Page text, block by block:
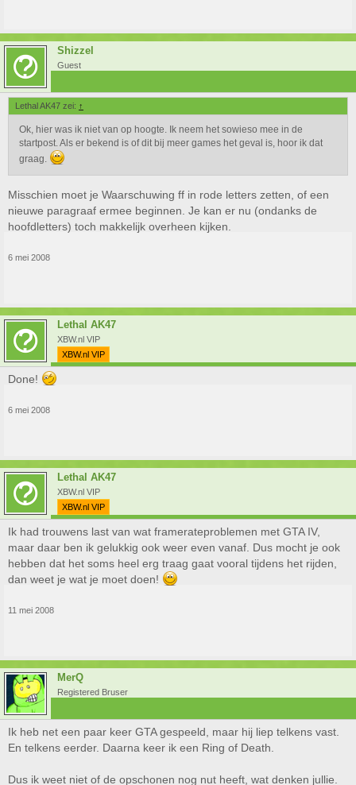
Shizzel
Guest
Lethal AK47 zei: ↑
Ok, hier was ik niet van op hoogte. Ik neem het sowieso mee in de
startpost. Als er bekend is of dit bij meer games het geval is, hoor ik dat
graag.
Misschien moet je Waarschuwing ff in rode letters zetten, of een
nieuwe paragraaf ermee beginnen. Je kan er nu (ondanks de
hoofdletters) toch makkelijk overheen kijken.
6 mei 2008
Lethal AK47
XBW.nl VIP
XBW.nl VIP
Done!
6 mei 2008
Lethal AK47
XBW.nl VIP
XBW.nl VIP
Ik had trouwens last van wat framerateproblemen met GTA IV,
maar daar ben ik gelukkig ook weer even vanaf. Dus mocht je ook
hebben dat het soms heel erg traag gaat vooral tijdens het rijden,
dan weet je wat je moet doen!
11 mei 2008
MerQ
Registered Bruser
Ik heb net een paar keer GTA gespeeld, maar hij liep telkens vast.
En telkens eerder. Daarna keer ik een Ring of Death.
Dus ik weet niet of de opschonen nog nut heeft, wat denken jullie.